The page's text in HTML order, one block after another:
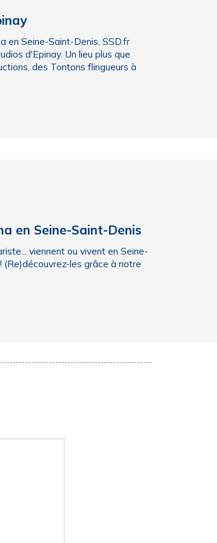
en Seine-Saint-Denis, SSD.fr
d'Epinay. Un lieu plus que
des Tontons flingueurs à
en Seine-Saint-Denis
viennent ou vivent en Seine-
les grâce à notre